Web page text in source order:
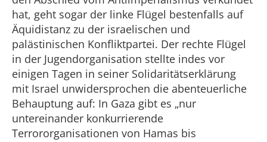
hat, geht sogar der linke Flügel bestenfalls auf
Äquidistanz zu der israelischen und
palästinischen Konfliktpartei. Der rechte Flügel
in der Jugendorganisation stellte indes vor
einigen Tagen in seiner Solidaritätserklärung
mit Israel unwidersprochen die abenteuerliche
Behauptung auf: In Gaza gibt es „nur
untereinander konkurrierende
Terrororganisationen von Hamas bis